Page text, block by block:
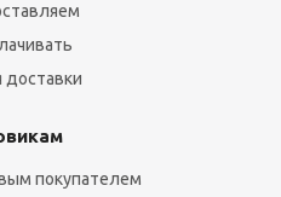
доставки
покупателем